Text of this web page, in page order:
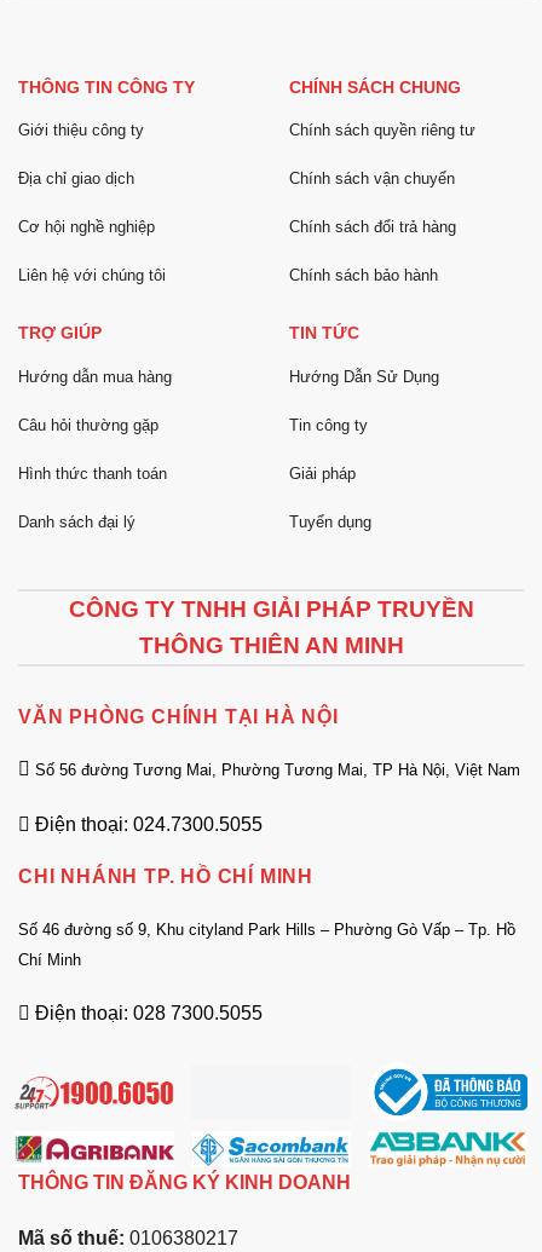
THÔNG TIN CÔNG TY
Giới thiệu công ty
Địa chỉ giao dịch
Cơ hội nghề nghiệp
Liên hệ với chúng tôi
CHÍNH SÁCH CHUNG
Chính sách quyền riêng tư
Chính sách vận chuyển
Chính sách đổi trả hàng
Chính sách bảo hành
TRỢ GIÚP
Hướng dẫn mua hàng
Câu hỏi thường gặp
Hình thức thanh toán
Danh sách đại lý
TIN TỨC
Hướng Dẫn Sử Dụng
Tin công ty
Giải pháp
Tuyển dụng
CÔNG TY TNHH GIẢI PHÁP TRUYỀN
THÔNG THIÊN AN MINH
VĂN PHÒNG CHÍNH TẠI HÀ NỘI
Số 56 đường Tương Mai, Phường Tương Mai, TP Hà Nội, Việt Nam
Điện thoại: 024.7300.5055
CHI NHÁNH TP. HỒ CHÍ MINH
Số 46 đường số 9, Khu cityland Park Hills – Phường Gò Vấp – Tp. Hồ
Chí Minh
Điện thoại: 028 7300.5055
THÔNG TIN ĐĂNG KÝ KINH DOANH
Mã số thuế: 0106380217